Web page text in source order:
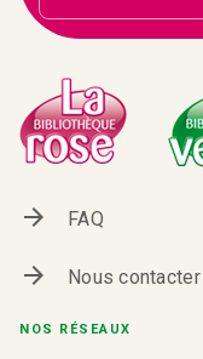
arrow_forward FAQ
arrow_forward Nous contacter
NOS RÉSEAUX